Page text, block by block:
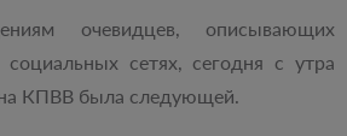
очевидцев, описывающих
сетях, сегодня с утра
на КПВВ была следующей.